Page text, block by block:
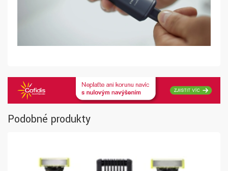
Podobné produkty